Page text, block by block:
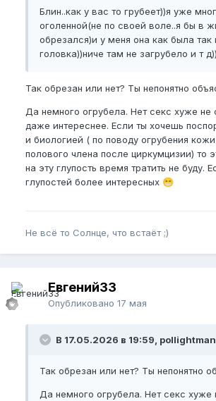
Блин..как у вас то грубеет))я уже
оголенной(не по своей воле..я бы в
обрезался)и у меня она как была так
головка))ниче там не загрубело и т д))
Так обрезан или нет? Ты непонятно
Да немного огрубела. Нет секс хуже не
даже интереснее. Если ты хочешь
и биологией ( по поводу огрубения
полового члена после циркумцизии) то
на эту глупость время тратить не буду.
глупостей более интересных 😁
Не всё то Солнце, что встаёт ;)
Евгений33
Опубликовано 17 мая
В 17.05.2026 в 19:59, pollightman
Так обрезан или нет? Ты непонятно
Да немного огрубела. Нет секс хуже